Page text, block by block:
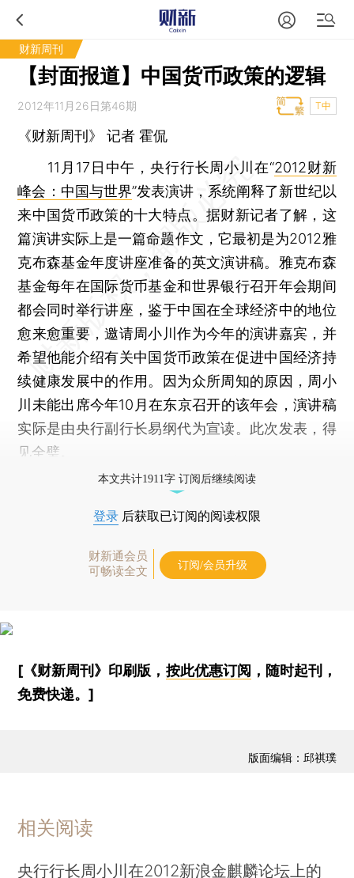
财新周刊
【封面报道】中国货币政策的逻辑
2012年11月26日第46期 T中
《财新周刊》 记者霍侃
11月17日中午，央行行长周小川在“2012财新
峰会：中国与世界”发表演讲，系统阐释了新世纪以
来中国货币政策的十大特点。据财新记者了解，这
篇演讲实际上是一篇命题作文，它最初是为2012雅
克布森基金年度讲座准备的英文演讲稿。雅克布森
基金每年在国际货币基金和世界银行召开年会期间
都会同时举行讲座，鉴于中国在全球经济中的地位
愈来愈重要，邀请周小川作为今年的演讲嘉宾，并
希望他能介绍有关中国货币政策在促进中国经济持
续健康发展中的作用。因为众所周知的原因，周小
川未能出席今年10月在东京召开的该年会，演讲稿
实际是由央行副行长易纲代为宣读。此次发表，得
见全璧。
本文共计1911字 订阅后继续阅读
登录 后获取已订阅的阅读权限
财新通会员
可畅读全文
订阅/会员升级
[《财新周刊》印刷版， 按此优惠订阅 ，随时起刊，
免费快递。]
版面编辑：邱祺璞
相关阅读
央行行长周小川在2012新浪金麒麟论坛上的